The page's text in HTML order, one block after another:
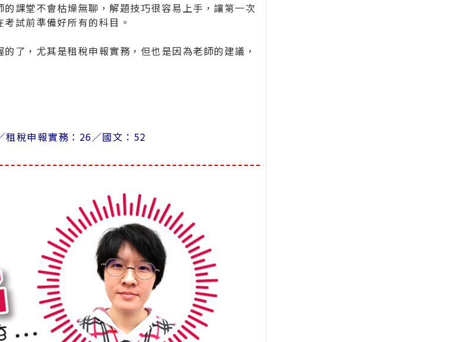
課堂不會枯燥無聊，解題技巧很容易上手，讓第一次
試前準備好所有的科目。
了，尤其是租稅申報實務，但也是因為老師的建議，
租稅申報實務：26／國文：52